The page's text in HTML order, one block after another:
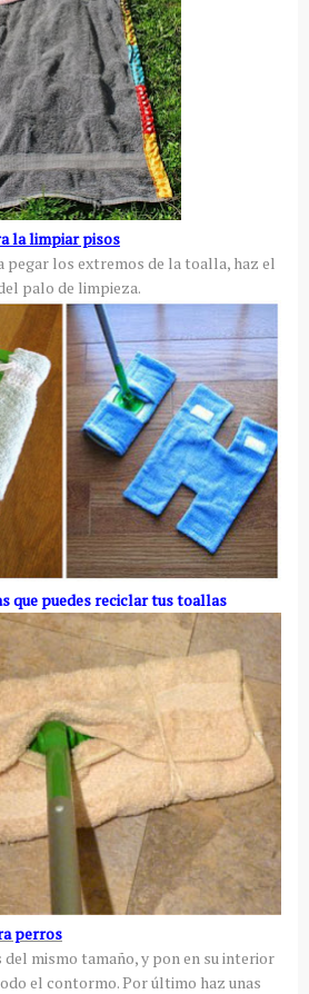
la limpiar pisos
pegar los extremos de la toalla, haz el
palo de limpieza.
que puedes reciclar tus toallas
perros
del mismo tamaño, y pon en su interior
el contormo. Por último haz unas